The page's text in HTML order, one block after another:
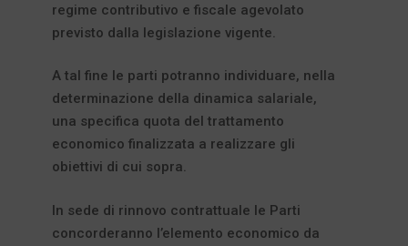
regime contributivo e fiscale agevolato
previsto dalla legislazione vigente.
A tal fine le parti potranno individuare, nella
determinazione della dinamica salariale,
una specifica quota del trattamento
economico finalizzata a realizzare gli
obiettivi di cui sopra.
In sede di rinnovo contrattuale le Parti
concorderanno l’elemento economico da